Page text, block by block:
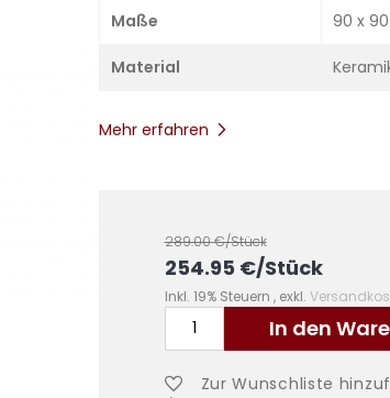
Maße 90 x
Material
Mehr erfahren
289.00€/Stück
254.95 €/Stück
Inkl. 19% Steuern , exkl.
In den
Zur Wunschliste